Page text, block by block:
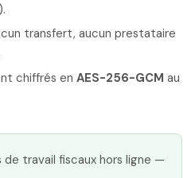
).
transfert, aucun prestataire
chiffrés en AES-256-GCM au
travail fiscaux hors ligne —